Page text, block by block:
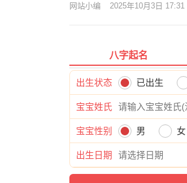
网站小编 2025年10月3日 17:31
八字起名
出生状态 已出生
宝宝姓氏
宝宝性别 男 女
出生日期